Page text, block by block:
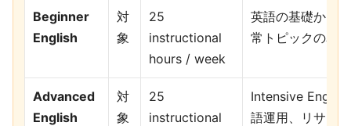
Beginner
English
対
象
25
instructional
hours / week
英語の基礎から
常トピックの表
Advanced
English
対
象
25
instructional
Intensive
語運用、リサー